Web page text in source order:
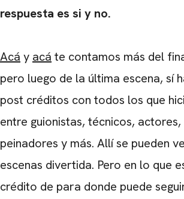
respuesta es si y no.
Acá y acá te contamos más del
pero luego de la última escena, sí
post créditos con todos los que
entre guionistas, técnicos,
peinadores y más. Allí se pueden
escenas divertida. Pero en lo que
crédito de para donde puede